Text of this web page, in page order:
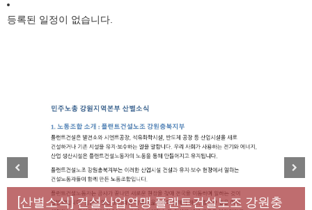
등록된 일정이 없습니다.
[성명] 막을 수 있었던 죽음, HL만도가 책임져라 : 청
년노동자 사망사고의 철저한 진상규명과 재발방지
[산별소식] 건설산업연맹 플랜트건설노조 강원충
Previous Next